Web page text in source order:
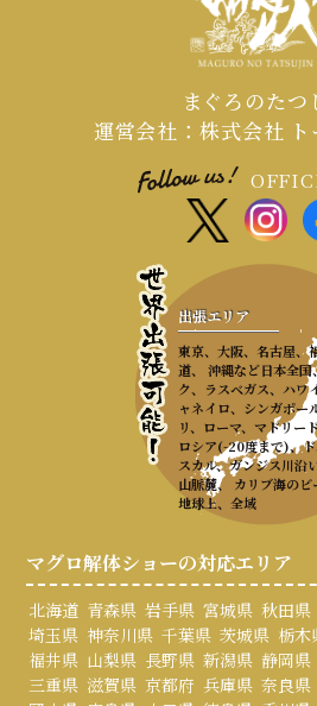
まぐろのたつ
運営会社：株式会社
出張エリア
東京、大阪、名古屋、
道、 沖縄など日本全国
ク、ラスベガス、ハワ
ャネイロ、シンガポー
リ、ローマ、マドリー
ロシア(-20度まで)、
スカル、ガンジス川沿
山脈麓、 カリブ海の
地球上、全域
マグロ解体ショーの対応エリア
北海道 青森県 岩手県 宮城県 秋田県
埼玉県 神奈川県 千葉県 茨城県 栃木
福井県 山梨県 長野県 新潟県 静岡県
三重県 滋賀県 京都府 兵庫県 奈良県